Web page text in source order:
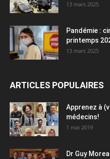
13 mars 2025
Pandémie :
printemps
13 mars 2025
ARTICLES POPULAIRES
Apprenez à
médecins!
1 mai 2019
Dr Guy